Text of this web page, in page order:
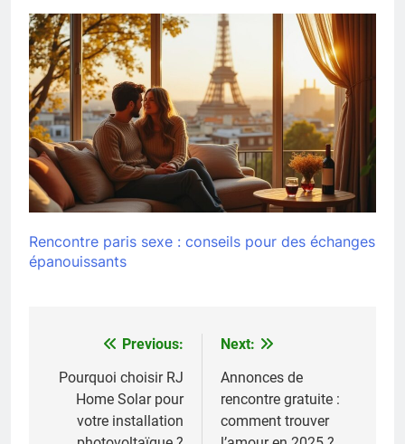
Rencontre paris sexe : conseils pour des échanges
épanouissants
Navigation
de
l’article
Previous:
Pourquoi choisir RJ
Home Solar pour
votre installation
Next:
Annonces de
rencontre gratuite :
comment trouver